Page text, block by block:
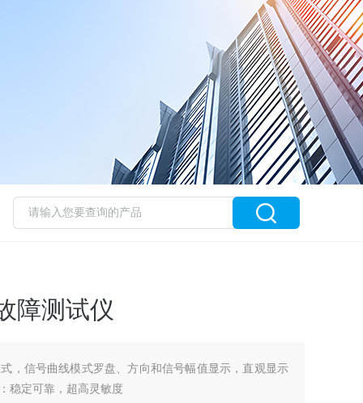
障测试仪
，信号曲线模式罗盘、方向和信号幅值显示，直观显示
稳定可靠，超高灵敏度